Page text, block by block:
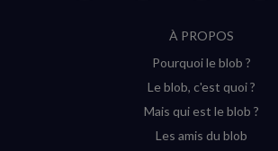
Instagram
(nouvelle
sur
Facebook
(nouvelle
À PROPOS
Pourquoi le blob ?
Le blob, c'est quoi ?
Mais qui est le blob ?
Les amis du blob